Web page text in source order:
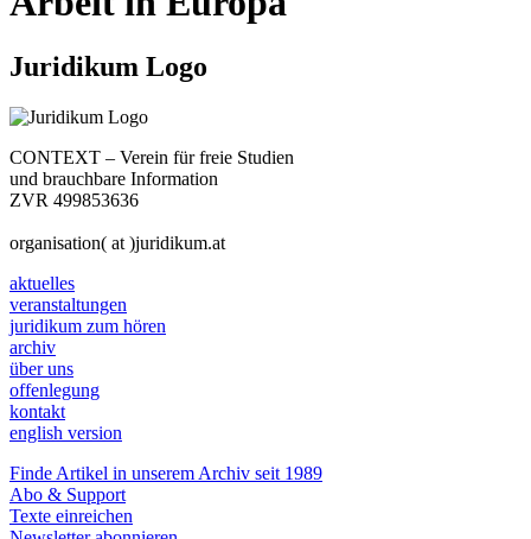
Juridikum Logo
CONTEXT – Verein für freie Studien
und brauchbare Information
ZVR 499853636
organisation( at )juridikum.at
aktuelles
veranstaltungen
juridikum zum hören
archiv
über uns
offenlegung
kontakt
english version
Finde Artikel in unserem Archiv seit 1989
Abo & Support
Texte einreichen